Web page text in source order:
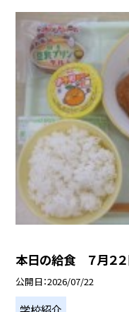
本日の給食 ７月２２
公開日 2026/07/22